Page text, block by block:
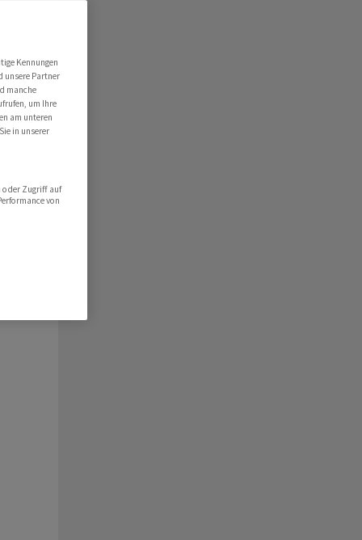
Kennungen
unsere Partner
manche
um Ihre
am unteren
in unserer
oder Zugriff auf
von